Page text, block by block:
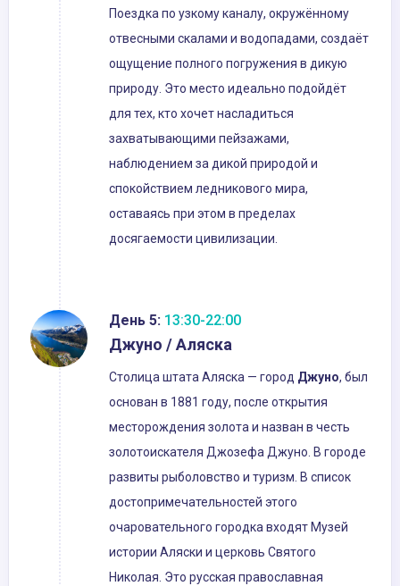
Поездка по узкому каналу, окружённому
отвесными скалами и водопадами, создаёт
ощущение полного погружения в дикую
природу. Это место идеально подойдёт
для тех, кто хочет насладиться
захватывающими пейзажами,
наблюдением за дикой природой и
спокойствием ледникового мира,
оставаясь при этом в пределах
досягаемости цивилизации.
День 5: 13:30-22:00
Джуно / Аляска
Столица штата Аляска — город Джуно, был
основан в 1881 году, после открытия
месторождения золота и назван в честь
золотоискателя Джозефа Джуно. В городе
развиты рыболовство и туризм. В список
достопримечательностей этого
очаровательного городка входят Музей
истории Аляски и церковь Святого
Николая. Это русская православная